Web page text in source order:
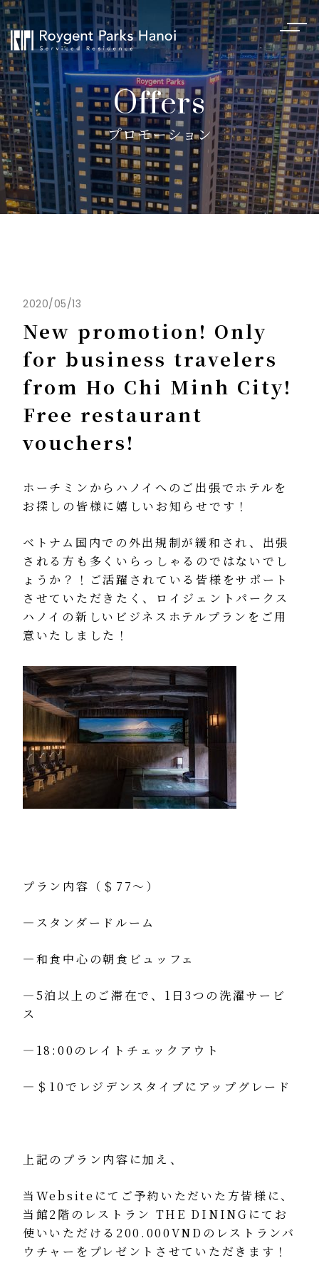
Offers
プロモーション
2020/05/13
New promotion! Only
for business travelers
from Ho Chi Minh City!
Free restaurant
vouchers!
ホーチミンからハノイへのご出張でホテルを
お探しの皆様に嬉しいお知らせです！
ベトナム国内での外出規制が緩和され、出張
される方も多くいらっしゃるのではないでし
ょうか？！ご活躍されている皆様をサポート
させていただきたく、ロイジェントパークス
ハノイの新しいビジネスホテルプランをご用
意いたしました！
プラン内容（＄77～）
―スタンダードルーム
―和食中心の朝食ビュッフェ
―5泊以上のご滞在で、1日3つの洗濯サービ
ス
―18:00のレイトチェックアウト
―＄10でレジデンスタイプにアップグレード
上記のプラン内容に加え、
当Websiteにてご予約いただいた方皆様に、
当館2階のレストラン THE DININGにてお
使いいただける200.000VNDのレストランバ
ウチャーをプレゼントさせていただきます！